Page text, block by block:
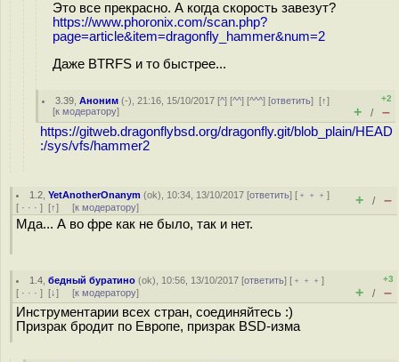
Это все прекрасно. А когда скорость завезут?
https://www.phoronix.com/scan.php?
page=article&item=dragonfly_hammer&num=2
Даже BTRFS и то быстрее...
3.39 ,Аноним (-), 21:16, 15/10/2017 [^] [^^] [^^^] [ответить][↑]
[к модератору]
+2
+ / –
https://gitweb.dragonflybsd.org/dragonfly.git/blob_plain/HEAD
:/sys/vfs/hammer2
1.2 ,YetAnotherOnanym (ok), 10:34, 13/10/2017 [ответить] [ ﹢﹢﹢]
[ · · · ] [↑] [к модератору] + / –
Мда... А во фре как не было, так и нет.
1.4 ,бедный буратино (ok), 10:56, 13/10/2017 [ответить] [ ﹢﹢﹢]
[ · · · ] [↓] [к модератору]
+3
+ / –
Инструментарии всех стран, соединяйтесь :)
Призрак бродит по Европе, призрак BSD-изма